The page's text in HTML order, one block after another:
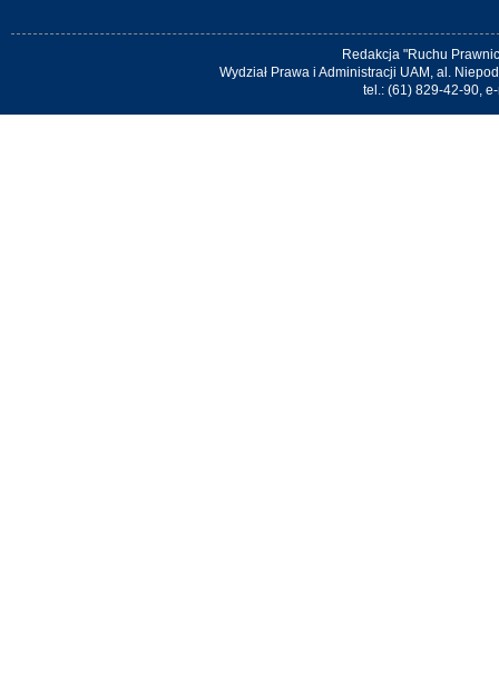
Redakcja "Ruchu
Wydział Prawa i Administracji UAM, al.
tel.: (61) 829-42-90,